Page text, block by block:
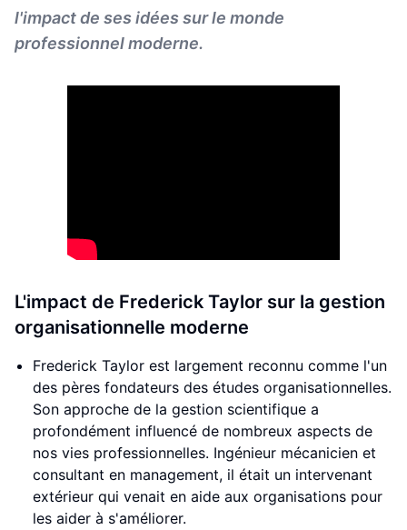
l'impact de ses idées sur le monde
professionnel moderne.
L'impact de Frederick Taylor sur la gestion
organisationnelle moderne
Frederick Taylor est largement reconnu comme l'un
des pères fondateurs des études organisationnelles.
Son approche de la gestion scientifique a
profondément influencé de nombreux aspects de
nos vies professionnelles. Ingénieur mécanicien et
consultant en management, il était un intervenant
extérieur qui venait en aide aux organisations pour
les aider à s'améliorer.